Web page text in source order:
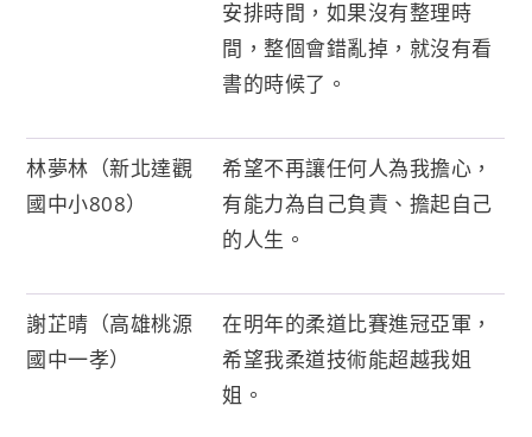
安排時間，如果沒有整理時
間，整個會錯亂掉，就沒有看
書的時候了。
林夢林（新北達觀
國中小808）
希望不再讓任何人為我擔心，
有能力為自己負責、擔起自己
的人生。
謝芷晴（高雄桃源
國中一孝）
在明年的柔道比賽進冠亞軍，
希望我柔道技術能超越我姐
姐。